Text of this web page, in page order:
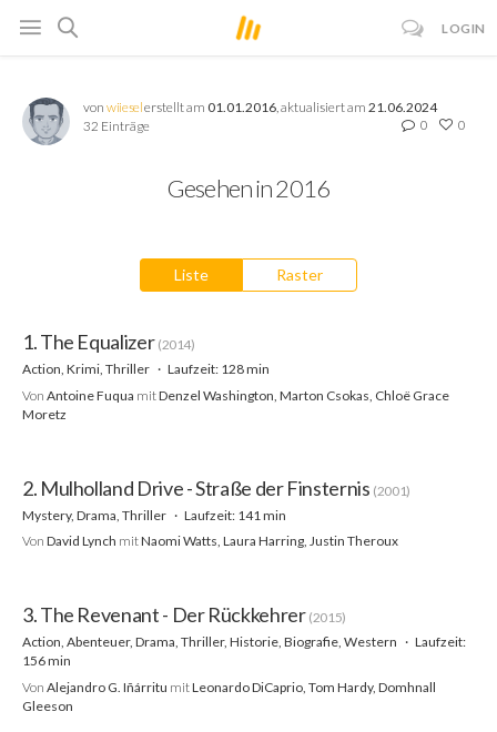
LOGIN
von wiieselerstellt am 01.01.2016 , aktualisiert am21.06.2024
32 Einträge
0 0
Gesehen in 2016
Liste Raster
1. The Equalizer (2014)
Action, Krimi, Thriller
Laufzeit: 128 min
Von Antoine Fuqua mitDenzel Washington, Marton Csokas, Chloë Grace
Moretz
2. Mulholland Drive - Straße der Finsternis (2001)
Mystery, Drama, Thriller
Laufzeit: 141 min
Von David Lynch mitNaomi Watts, Laura Harring, Justin Theroux
3. The Revenant - Der Rückkehrer (2015)
Action, Abenteuer, Drama, Thriller, Historie, Biografie, Western
Laufzeit:
156 min
Von Alejandro G. Iñárritu mitLeonardo DiCaprio, Tom Hardy, Domhnall
Gleeson